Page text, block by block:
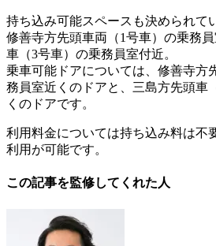
持ち込み可能スペースも決められて
修善寺方先頭車両（1号車）の乗務
車（3号車）の乗務員室付近。
乗車可能ドアについては、修善寺方
務員室近くのドアと、三島方先頭車
くのドアです。
利用料金については持ち込み料は不
利用が可能です。
この記事を監修してくれた人